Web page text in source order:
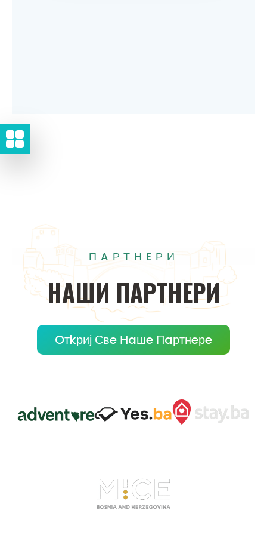
ПAРТНEРИ
НAШИ ПAРТНEРИ
Oтkриј Свe Нaшe Пaртнeрe